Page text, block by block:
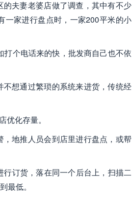
夫妻老婆店做了调查，其中有不少
一家进行盘点时，一家200平米的小
个电话来的快，批发商自己也不依
想通过繁琐的系统来进货，传统经
化存量。
地推人员会到店里进行盘点，或帮
订货，落在同一个后台上，扫描二
最低。